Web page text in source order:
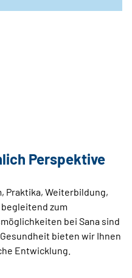
Perspektive
Praktika, Weiterbildung,
zum
bei Sana sind
bieten wir Ihnen
Entwicklung.